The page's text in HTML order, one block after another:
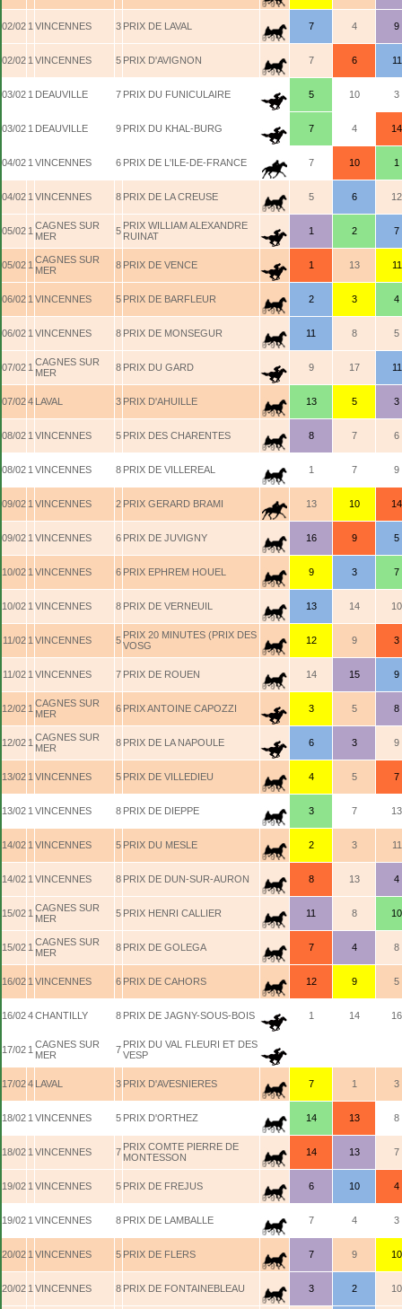
02/02 1 VINCENNES 3 PRIX DE LAVAL 7 4 9
02/02 1 VINCENNES 5 PRIX D'AVIGNON 7 6 11
03/02 1 DEAUVILLE 7 PRIX DU FUNICULAIRE 5 10 3
03/02 1 DEAUVILLE 9 PRIX DU KHAL-BURG 7 4 14
04/02 1 VINCENNES 6 PRIX DE L'ILE-DE-FRANCE 7 10 1
04/02 1 VINCENNES 8 PRIX DE LA CREUSE 5 6 12
05/02 1 CAGNES SUR
MER
5 PRIX WILLIAM ALEXANDRE
RUINAT
1 2 7
05/02 1 CAGNES SUR
MER
8 PRIX DE VENCE 1 13 11
06/02 1 VINCENNES 5 PRIX DE BARFLEUR 2 3 4
06/02 1 VINCENNES 8 PRIX DE MONSEGUR 11 8 5
07/02 1 CAGNES SUR
MER
8 PRIX DU GARD 9 17 11
07/024 LAVAL 3 PRIX D'AHUILLE 13 5 3
08/02 1 VINCENNES 5 PRIX DES CHARENTES 8 7 6
08/02 1 VINCENNES 8 PRIX DE VILLEREAL 1 7 9
09/02 1 VINCENNES 2 PRIX GERARD BRAMI 13 10 14
09/02 1 VINCENNES 6 PRIX DE JUVIGNY 16 9 5
10/02 1 VINCENNES 6 PRIX EPHREM HOUEL 9 3 7
10/02 1 VINCENNES 8 PRIX DE VERNEUIL 13 14 10
11/02 1 VINCENNES 5 PRIX 20 MINUTES (PRIX DES
VOSG
12 9 3
11/02 1 VINCENNES 7 PRIX DE ROUEN 14 15 9
12/02 1 CAGNES SUR
MER
6 PRIX ANTOINE CAPOZZI 3 5 8
12/02 1 CAGNES SUR
MER
8 PRIX DE LA NAPOULE 6 3 9
13/02 1 VINCENNES 5 PRIX DE VILLEDIEU 4 5 7
13/02 1 VINCENNES 8 PRIX DE DIEPPE 3 7 13
14/02 1 VINCENNES 5 PRIX DU MESLE 2 3 11
14/02 1 VINCENNES 8 PRIX DE DUN-SUR-AURON 8 13 4
15/02 1 CAGNES SUR
MER
5 PRIX HENRI CALLIER 11 8 10
15/02 1 CAGNES SUR
MER
8 PRIX DE GOLEGA 7 4 8
16/02 1 VINCENNES 6 PRIX DE CAHORS 12 9 5
16/024CHANTILLY 8 PRIX DE JAGNY-SOUS-BOIS 1 14 16
17/02 1 CAGNES SUR
MER
7 PRIX DU VAL FLEURI ET DES
VESP
17/024 LAVAL 3 PRIX D'AVESNIERES 7 1 3
18/02 1 VINCENNES 5 PRIX D'ORTHEZ 14 13 8
18/02 1 VINCENNES 7 PRIX COMTE PIERRE DE
MONTESSON
14 13 7
19/02 1 VINCENNES 5 PRIX DE FREJUS 6 10 4
19/02 1 VINCENNES 8 PRIX DE LAMBALLE 7 4 3
20/02 1 VINCENNES 5 PRIX DE FLERS 7 9 10
20/02 1 VINCENNES 8 PRIX DE FONTAINEBLEAU 3 2 10